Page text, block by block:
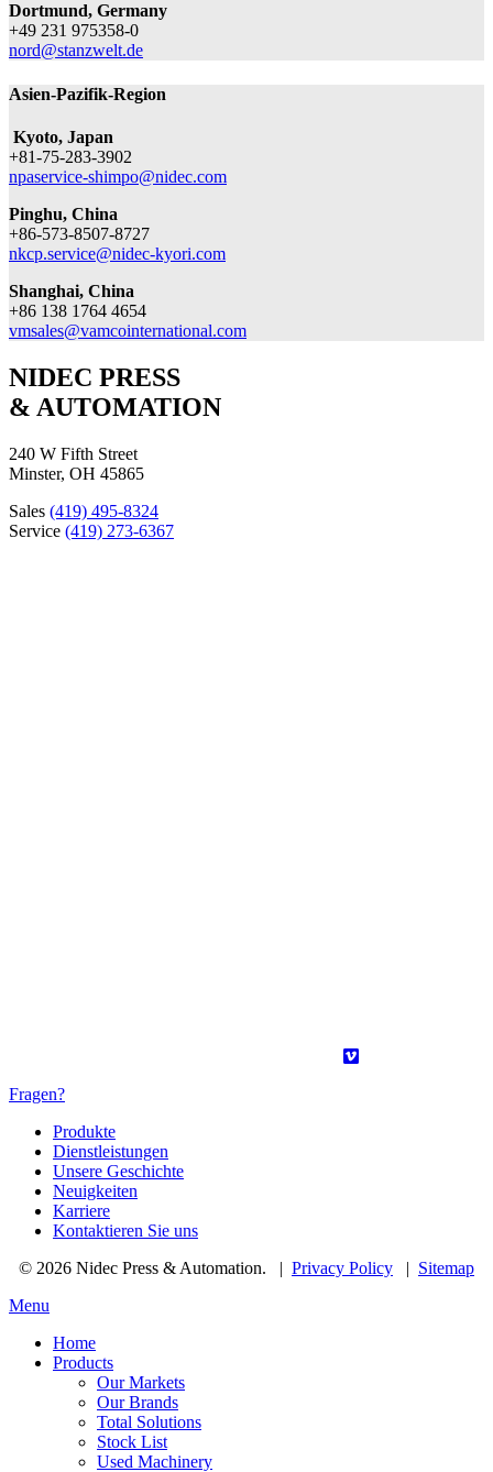
Dortmund, Germany
+49 231 975358-0
nord@stanzwelt.de
Asien-Pazifik-Region
Kyoto, Japan
+81-75-283-3902
npaservice-shimpo@nidec.com
Pinghu, China
+86-573-8507-8727
nkcp.service@nidec-kyori.com
Shanghai, China
+86 138 1764 4654
vmsales@vamcointernational.com
NIDEC PRESS
& AUTOMATION
240 W Fifth Street
Minster, OH 45865
Sales (419) 495-8324
Service (419) 273-6367
Fragen?
Produkte
Dienstleistungen
Unsere Geschichte
Neuigkeiten
Karriere
Kontaktieren Sie uns
© 2026 Nidec Press & Automation. | Privacy Policy | Sitemap
Menu
Home
Products
Our Markets
Our Brands
Total Solutions
Stock List
Used Machinery